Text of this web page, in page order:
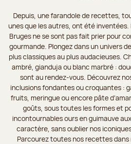
Depuis, une farandole de recettes,
unes que les autres, ont été
Bruges ne se sont pas fait prier pour
gourmande. Plongez dans un univers
plus classiques au plus audacieuses.
ambré, gianduja ou blanc marbré :
sont au rendez-vous. Découvrez
inclusions fondantes ou croquantes :
fruits, meringue ou encore pâte
goûts, sous toutes les formes et
incontournables ours en guimauve
caractère, sans oublier nos
Parcourez toutes nos recettes